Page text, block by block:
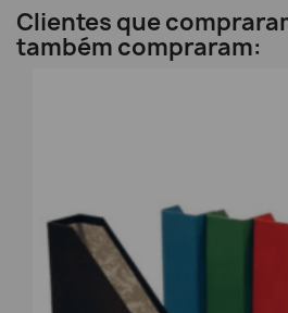
Clientes que
também compraram: